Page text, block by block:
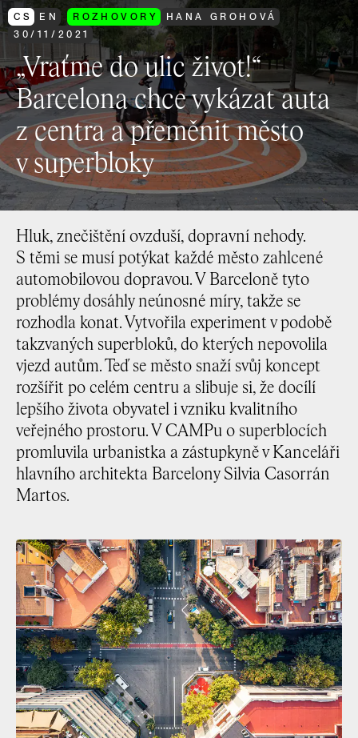
CS EN ROZHOVORY
HANA GROHOVÁ
30/ 11/ 2021
„Vraťme do ulic život!“
Barcelona chce vykázat auta
z centra a přeměnit město
v superbloky
Hluk, znečištění ovzduší, dopravní nehody.
S těmi se musí potýkat každé město zahlcené
automobilovou dopravou. V Barceloně tyto
problémy dosáhly neúnosné míry, takže se
rozhodla konat. Vytvořila experiment v podobě
takzvaných superbloků, do kterých nepovolila
vjezd autům. Teď se město snaží svůj koncept
rozšířit po celém centru a slibuje si, že docílí
lepšího života obyvatel i vzniku kvalitního
veřejného prostoru. V CAMPu o superblocích
promluvila urbanistka a zástupkyně v Kanceláři
hlavního architekta Barcelony Silvia Casorrán
Martos.